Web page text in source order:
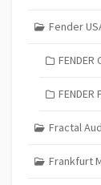
Fender
FENDER
FENDER
Fractal
Frankfurt